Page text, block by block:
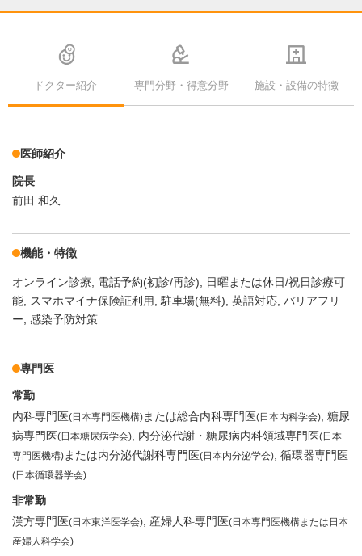
ドクター紹介 専門分野・得意分野 施設・設備の特徴
医師紹介
院長
前田 和久
機能・特徴
オンライン診療 電話予約(初診/再診)
日曜または休日/祝日診療可
能
スマホマイナ保険証利用 駐車場(無料) 英語対応 バリアフリ
ー 感染予防対策
専門医
常勤
内科専門医(日本専門医機構)または総合内科専門医(日本内科学会) 糖尿
病専門医(日本糖尿病学会) 内分泌代謝・糖尿病内科領域専門医(日本
専門医機構)または内分泌代謝科専門医(日本内分泌学会) 循環器専門医
(日本循環器学会)
非常勤
漢方専門医(日本東洋医学会) 産婦人科専門医(日本専門医機構または日本
産婦人科学会)